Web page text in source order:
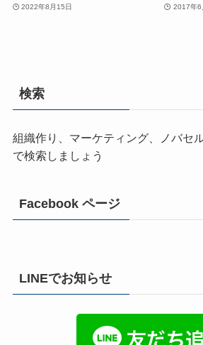
2022年8月15日 2017年6
検索
組織作り、マーケティング、ノバセ
で検索しましょう
Facebook ページ
LINEでお知らせ